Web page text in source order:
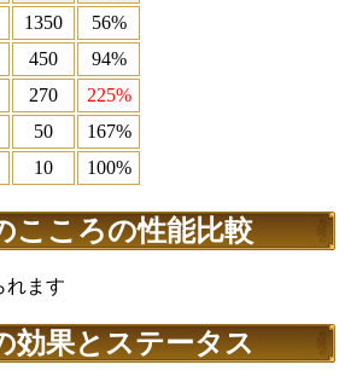
1350
56%
450
94%
270
225%
50
167%
10 100%
こころの性能比較
れます
効果とステータス